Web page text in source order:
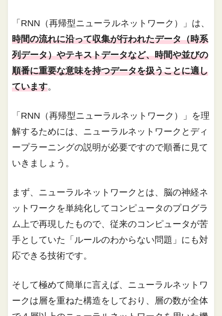
「RNN（再帰型ニューラルネットワーク）」は、
時間の流れに沿って収集が行われたデータ（時系
列データ）やテキストデータなど、時間や並びの
順番に重要な意味を持つデータを扱うことに適し
ています。
「RNN（再帰型ニューラルネットワーク）」を理
解するためには、ニューラルネットワークとディ
ープラーニングの説明が必要ですので順番に見て
いきましょう。
まず、ニューラルネットワークとは、脳の神経ネ
ットワークを単純化してコンピュータのプログラ
ム上で再現したもので、従来のコンピュータが苦
手としていた「ルールのわからない問題」にも対
応できる技術です。
そして極めて簡単に言えば、ニューラルネットワ
ークは層を重ねた構造をしており、層の数が全体